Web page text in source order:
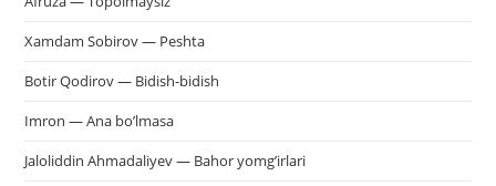
Xamdam Sobirov — Peshta
Botir Qodirov — Bidish-bidish
Imron — Ana bo’lmasa
Jaloliddin Ahmadaliyev — Bahor yomg’irlari